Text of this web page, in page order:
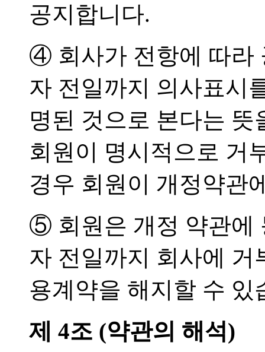
공지합니다.
④ 회사가 전항에 따라
자 전일까지 의사표시
명된 것으로 본다는
회원이 명시적으로 거
경우 회원이 개정약관
⑤ 회원은 개정 약관에
자 전일까지 회사에
용계약을 해지할 수 있
제 4조 (약관의 해석)